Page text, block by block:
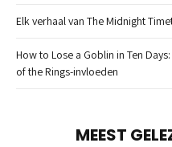
Elk verhaal van The Midnight
How to Lose a Goblin in Ten
of the Rings-invloeden
MEEST